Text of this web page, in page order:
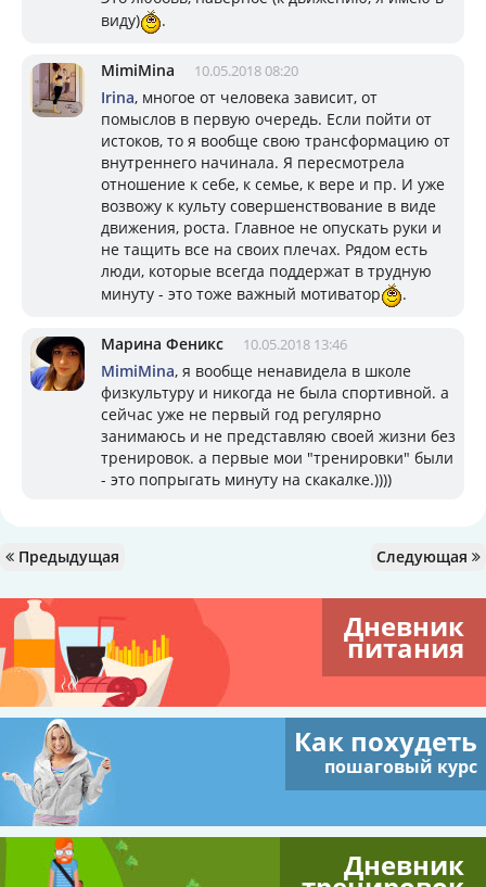
виду)
.
MimiMina 10.05.2018 08:20
Irina, многое от человека зависит, от
помыслов в первую очередь. Если пойти от
истоков, то я вообще свою трансформацию от
внутреннего начинала. Я пересмотрела
отношение к себе, к семье, к вере и пр. И уже
возвожу к культу совершенствование в виде
движения, роста. Главное не опускать руки и
не тащить все на своих плечах. Рядом есть
люди, которые всегда поддержат в трудную
минуту - это тоже важный мотиватор
.
Марина Феникс 10.05.2018 13:46
MimiMina, я вообще ненавидела в школе
физкультуру и никогда не была спортивной. а
сейчас уже не первый год регулярно
занимаюсь и не представляю своей жизни без
тренировок. а первые мои "тренировки" были
- это попрыгать минуту на скакалке.))))
Предыдущая Следующая
Дневник
питания
Как похудеть
пошаговый курс
Дневник